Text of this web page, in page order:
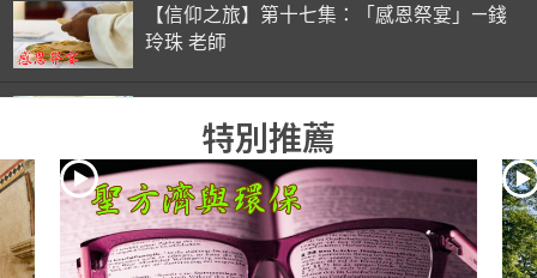
【信仰之旅】第十七集：「感恩祭宴」—錢
玲珠 老師
錢玲珠 老師
【信仰之旅】第十五集：「入門聖事」—錢
玲珠 老師
特別推薦